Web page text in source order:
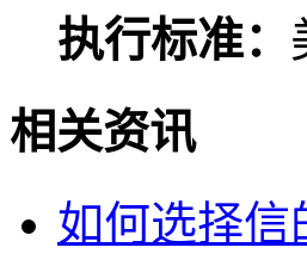
执行标准：
相关资讯
如何选择信